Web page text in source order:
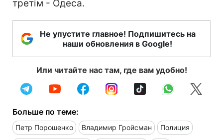
третім - Одеса.
Не упустите главное! Подпишитесь на
наши обновления в Google!
Или читайте нас там, где вам удобно!
Больше по теме:
Петр Порошенко Владимир Гройсман Полиция